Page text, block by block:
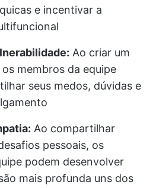
e incentivar a
Ao criar um
membros da equipe
seus medos, dúvidas e
Ao compartilhar
pessoais, os
podem desenvolver
mais profunda uns dos